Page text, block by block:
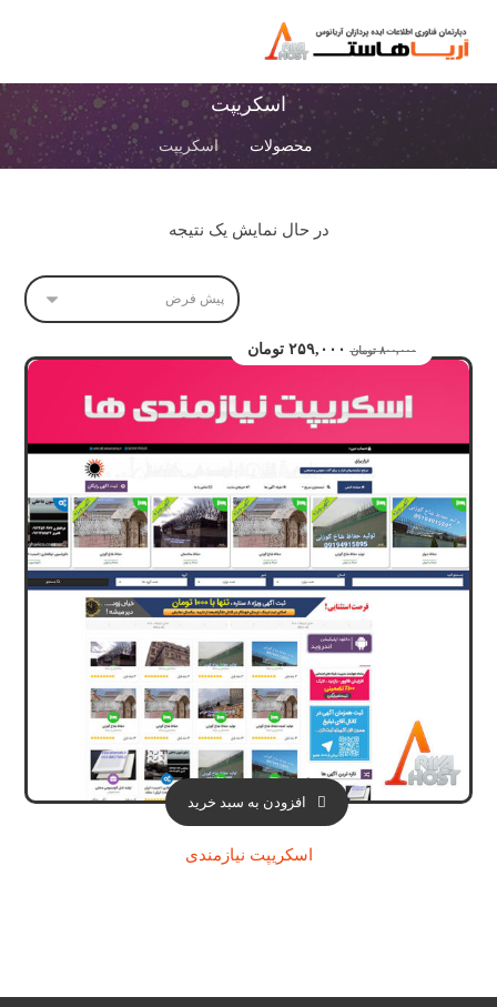
اسکریپت
محصولات اسکریپت
در حال نمایش یک نتیجه
اسکریپت نیازمندی
۸۰۰,۰۰۰ تومان ۲۵۹,۰۰۰ تومان
افزودن به سبد خرید